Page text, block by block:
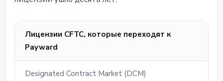
Лицензии CFTC, которые переходят к
Payward
Designated Contract Market (DCM)